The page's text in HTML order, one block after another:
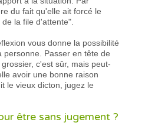
du fait qu'elle ait forcé le
la file d'attente".
vous donne la possibilité
personne. Passer en tête de
c'est sûr, mais peut-
avoir une bonne raison
le vieux dicton, jugez le
être sans jugement ?